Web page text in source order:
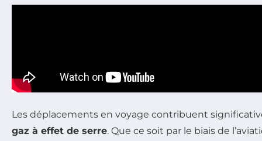
Les déplacements en voyage contribuent
gaz à effet de serre. Que ce soit par le biais de